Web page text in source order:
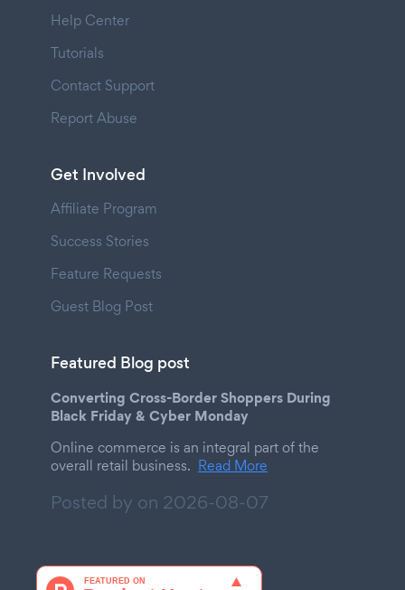
Help Center
Tutorials
Contact Support
Report Abuse
Get Involved
Affiliate Program
Success Stories
Feature Requests
Guest Blog Post
Featured Blog post
Converting Cross-Border Shoppers During
Black Friday & Cyber Monday
Online commerce is an integral part of the
overall retail business. Read More
Posted by on 2026-08-07